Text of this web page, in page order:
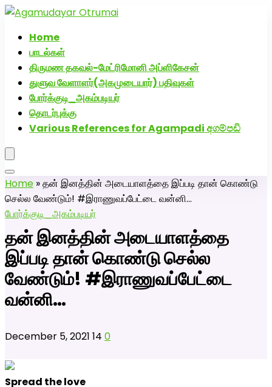
Home
பாடல்கள்
திருமண தகவல்-மேட்ரிமோனி அப்ளிகேசன்
துளுவ வேளாளர்(அகமுடையார்) பதிவுகள்
போர்க்குடி_அகம்படியர்
தொடர்புக்கு
Various References for Agampadi අගම්පඩි
Home »தன் இனத்தின் அடையாளத்தை இப்படி தான் கொண்டு
செல்ல வேண்டும்! #இராணுவப்பேட்டை வன்னி…
போர்க்குடி_அகம்படியர்
தன் இனத்தின் அடையாளத்தை
இப்படி தான் கொண்டு செல்ல
வேண்டும்! #இராணுவப்பேட்டை
வன்னி…
December 5, 2021 14 0
Spread the love
அகமுடையார் திருமண வரன்களுக்கு அகமுடையார்மேட்ரி-